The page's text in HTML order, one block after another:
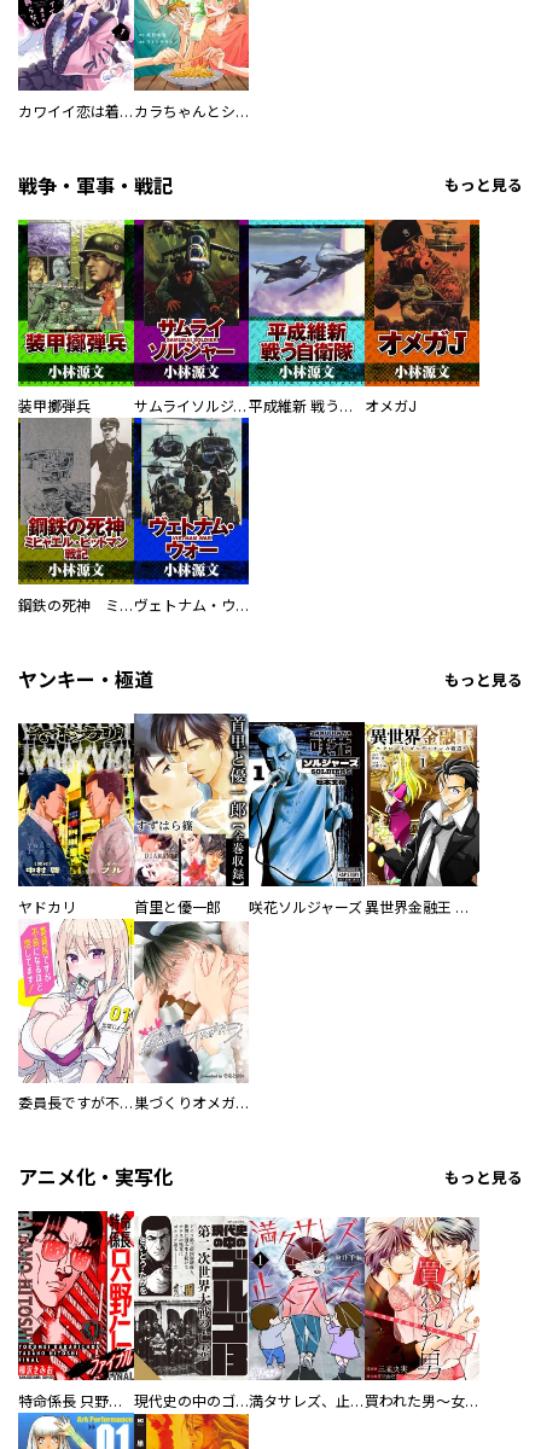
カワイイ恋は着飾らない カラちゃんとシトーさんと、 【分冊版】
戦争・軍事・戦記 もっと見る
装甲擲弾兵 サムライソルジャー SAMURAI SOLDIER 平成維新 戦う自衛隊 オメガJ
鋼鉄の死神 ミヒャエル・ビットマン戦記 ヴェトナム・ウォー VIETNAM WAR
ヤンキー・極道 もっと見る
ヤドカリ 首里と優一郎 咲花ソルジャーズ 異世界金融王 ～クローネ・ゴルディオンの覇道～
委員長ですが不良になるほど恋してます！ 巣づくりオメガバース
アニメ化・実写化 もっと見る
特命係長 只野仁ファイナル 愛蔵版 現代史の中のゴルゴ13 満タサレズ、止メラレズ 買われた男～女性限定快感セラピスト～【描き下ろしおまけ付き特装版】